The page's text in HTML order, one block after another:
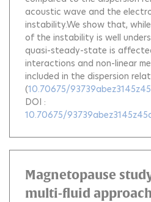
acoustic wave and the
instability.We show that,
of the instability is well
quasi-steady-state is
interactions and non-linear
included in the dispersion
(10.70675/
DOI :
10.70675/
Magnetopause
multi-fluid approach